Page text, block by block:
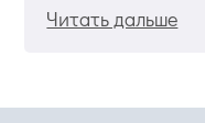
Читать дальше